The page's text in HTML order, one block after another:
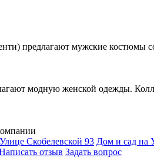
предлагают мужские костюмы
модную женской одежды.
Скобелевской 93 Дом и сад на
отзыв Задать вопрос